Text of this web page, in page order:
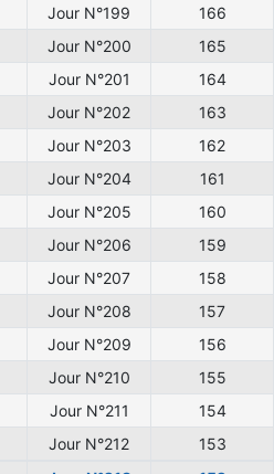
Jour N°199
166
Jour N°200
165
Jour N°201
164
Jour N°202
163
Jour N°203
162
Jour N°204
161
Jour N°205
160
Jour N°206
159
Jour N°207
158
Jour N°208
157
Jour N°209
156
Jour N°210
155
Jour N°211
154
Jour N°212
153